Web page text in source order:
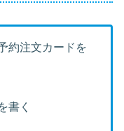
約注文カードを
書く